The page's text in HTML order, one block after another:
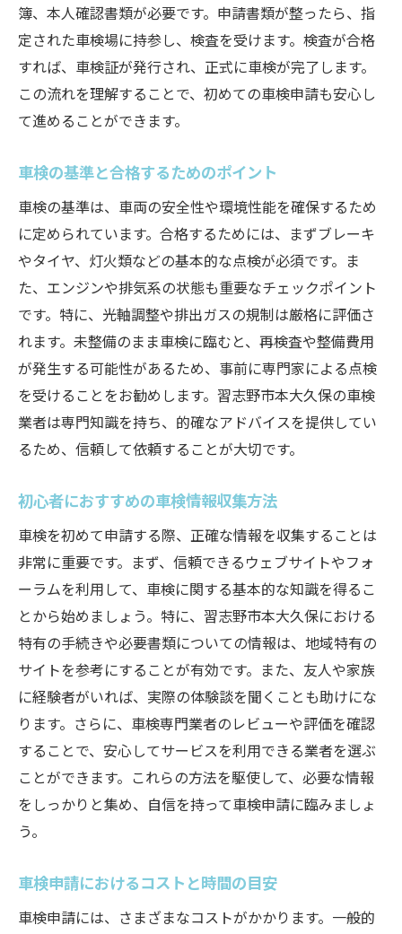
過去の実績を確認する方法
車検の評判を知るためのチェックポイント
専門業者のサービス内容と費用を比較
習志野市本大久保の優良業者リスト
地元習志野市で信頼される車検業者の見つけ方
経験豊富なスタッフがいる業者の特徴
地元の口コミサイトでの業者評価を確認
直接訪問して業者の対応をチェック
無料相談を活用して業者の質を見極める
習志野市で長年信頼を受ける業者の条件
地元特有のサービスを提供する業者を探す
車検前に確認すべき重要なチェックポイント
タイヤやブレーキの状態を事前に確認
エンジンオイルや冷却水のチェック方法
車体の損傷や錆の有無を見つける方法
車内の機器動作確認リスト
車検前に行うべき試運転の重要性
安心して車検をクリアするための最終的なステ
ップ
最終チェックで見落としを防ぐ方法
車検当日の流れと注意点
予備費用の準備で安心を確保
車検後のメンテナンス計画を立てる
習志野市での車検後のサポート活用法
合格後の証書受け取りとその保管
簿、本人確認書類が必要です。申請書類が整ったら、指
定された車検場に持参し、検査を受けます。検査が合格
すれば、車検証が発行され、正式に車検が完了します。
この流れを理解することで、初めての車検申請も安心し
て進めることができます。
車検の基準と合格するためのポイント
車検の基準は、車両の安全性や環境性能を確保するため
に定められています。合格するためには、まずブレーキ
やタイヤ、灯火類などの基本的な点検が必須です。ま
た、エンジンや排気系の状態も重要なチェックポイント
です。特に、光軸調整や排出ガスの規制は厳格に評価さ
れます。未整備のまま車検に臨むと、再検査や整備費用
が発生する可能性があるため、事前に専門家による点検
を受けることをお勧めします。習志野市本大久保の車検
業者は専門知識を持ち、的確なアドバイスを提供してい
るため、信頼して依頼することが大切です。
初心者におすすめの車検情報収集方法
車検を初めて申請する際、正確な情報を収集することは
非常に重要です。まず、信頼できるウェブサイトやフォ
ーラムを利用して、車検に関する基本的な知識を得るこ
とから始めましょう。特に、習志野市本大久保における
特有の手続きや必要書類についての情報は、地域特有の
サイトを参考にすることが有効です。また、友人や家族
に経験者がいれば、実際の体験談を聞くことも助けにな
ります。さらに、車検専門業者のレビューや評価を確認
することで、安心してサービスを利用できる業者を選ぶ
ことができます。これらの方法を駆使して、必要な情報
をしっかりと集め、自信を持って車検申請に臨みましょ
う。
車検申請におけるコストと時間の目安
車検申請には、さまざまなコストがかかります。一般的